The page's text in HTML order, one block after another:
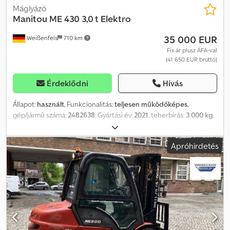
Weißenfels 710 km
Máglyázó
Manitou ME 430 3,0 t Elektro
35 000 EUR
Fix ár plusz ÁFA-val
(41 650 EUR bruttó)
Érdeklődni Hívás
Állapot: használt, Funkcionalitás:teljesen működőképes,
gép/jármű száma: 2482638 , Gyártási év: 2021 , teherbírás: 3 000 kg
, szabad emelés:
súlypontja:500 mm, üzemanyagtípus:elektromos, oszlop típusa:
triplex, teljesítmény:18,5 kW (25,15 LE), akkumulátor kapacitása:
, akkumulátor feszültség:80 V, villakeret szélessége:1 100
mm, villa hossza:1 150 mm, villa szélesség: 122 mm, villa vastagsága:
45 mm, belső fordulókör-átmérő:730 mm
, fordulókör sugara
(külső):2 400 mm, első gumi méret:23 x 9-10
, hátsó gumiabroncs
méret:16 x 7-8, össztömeg:5 250 kg, teljes magasság:2 240 mm,
teljes hossz:3 645 mm , teljes szélesség:1 275 mm , szín:piros,
Felszereltség:UVV biztonsági ellenőrzés, Műszaki adatok
Apróhirdetés